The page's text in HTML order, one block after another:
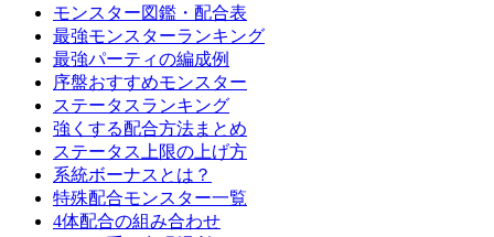
モンスター図鑑・配合表
最強モンスターランキング
最強パーティの編成例
序盤おすすめモンスター
ステータスランキング
強くする配合方法まとめ
ステータス上限の上げ方
系統ボーナスとは？
特殊配合モンスター一覧
4体配合の組み合わせ